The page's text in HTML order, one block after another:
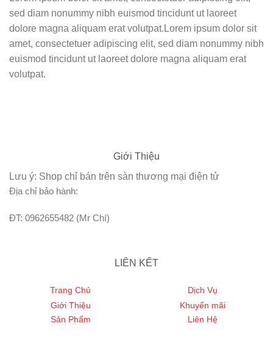
sed diam nonummy nibh euismod tincidunt ut laoreet
dolore magna aliquam erat volutpat.Lorem ipsum dolor sit
amet, consectetuer adipiscing elit, sed diam nonummy nibh
euismod tincidunt ut laoreet dolore magna aliquam erat
volutpat.
Giới Thiệu
Lưu ý: Shop chỉ bán trên sàn thương mại điện tử
Địa chỉ bảo hành:
ĐT: 0962655482 (Mr Chí)
LIÊN KẾT
Trang Chủ
Giới Thiệu
Sản Phẩm
Dịch Vụ
Khuyến mãi
Liên Hệ